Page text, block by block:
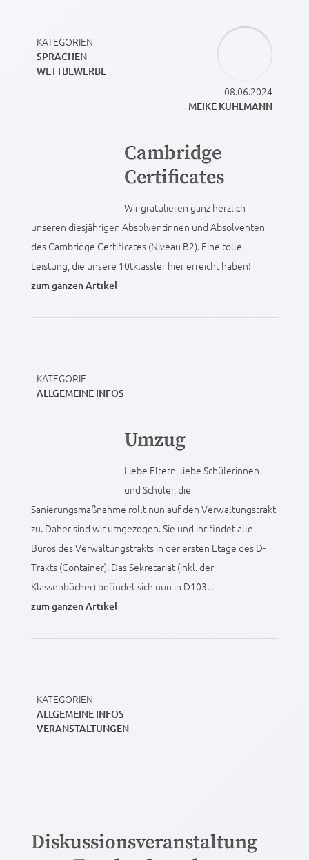
KATEGORIEN
SPRACHEN
WETTBEWERBE
08.06.2024
MEIKE KUHLMANN
Cambridge
Certificates
Wir gratulieren ganz herzlich
unseren diesjährigen Absolventinnen und Absolventen
des Cambridge Certificates (Niveau B2). Eine tolle
Leistung, die unsere 10tklässler hier erreicht haben!
zum ganzen Artikel
KATEGORIE
ALLGEMEINE INFOS
Umzug
Liebe Eltern, liebe Schülerinnen
und Schüler, die
Sanierungsmaßnahme rollt nun auf den Verwaltungstrakt
zu. Daher sind wir umgezogen. Sie und ihr findet alle
Büros des Verwaltungstrakts in der ersten Etage des D-
Trakts (Container). Das Sekretariat (inkl. der
Klassenbücher) befindet sich nun in D103...
zum ganzen Artikel
KATEGORIEN
ALLGEMEINE INFOS
VERANSTALTUNGEN
Diskussionsveranstaltung